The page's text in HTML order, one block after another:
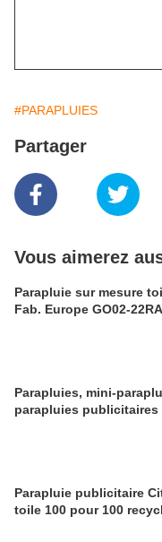
#PARAPLUIES
Partager
Vous aimerez
Parapluie sur mesure
Fab. Europe GO02-
Parapluies, mini-
parapluies publicitaires
Parapluie publicitaire
toile 100 pour 100